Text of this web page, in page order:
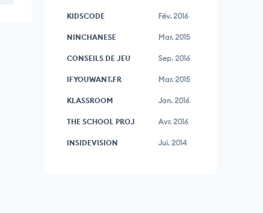
KIDSCODE Fév. 2016
NINCHANESE Mar. 2015
CONSEILS DE JEU Sep. 2016
IFYOUWANT.FR Mar. 2015
KLASSROOM Jan. 2016
THE SCHOOL PROJ Avr. 2016
INSIDEVISION Jui. 2014